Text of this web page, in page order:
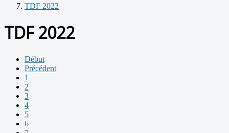
TDF 2022
TDF 2022
Début
Précédent
1
2
3
4
5
6